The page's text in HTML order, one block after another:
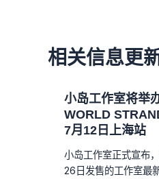
相关信息更
小岛工作室将举
WORLD
7月12日上海站
小岛工作室正式宣布
26日发售的工作室最